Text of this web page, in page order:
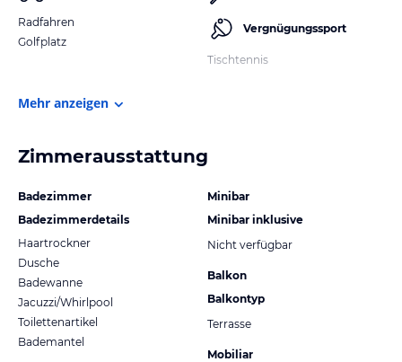
Radfahren
Golfplatz
Vergnügungssport
Tischtennis
Mehr anzeigen
Zimmerausstattung
Badezimmer
Badezimmerdetails
Haartrockner
Dusche
Badewanne
Jacuzzi/Whirlpool
Toilettenartikel
Bademantel
Minibar
Minibar inklusive
Nicht verfügbar
Balkon
Balkontyp
Terrasse
Mobiliar